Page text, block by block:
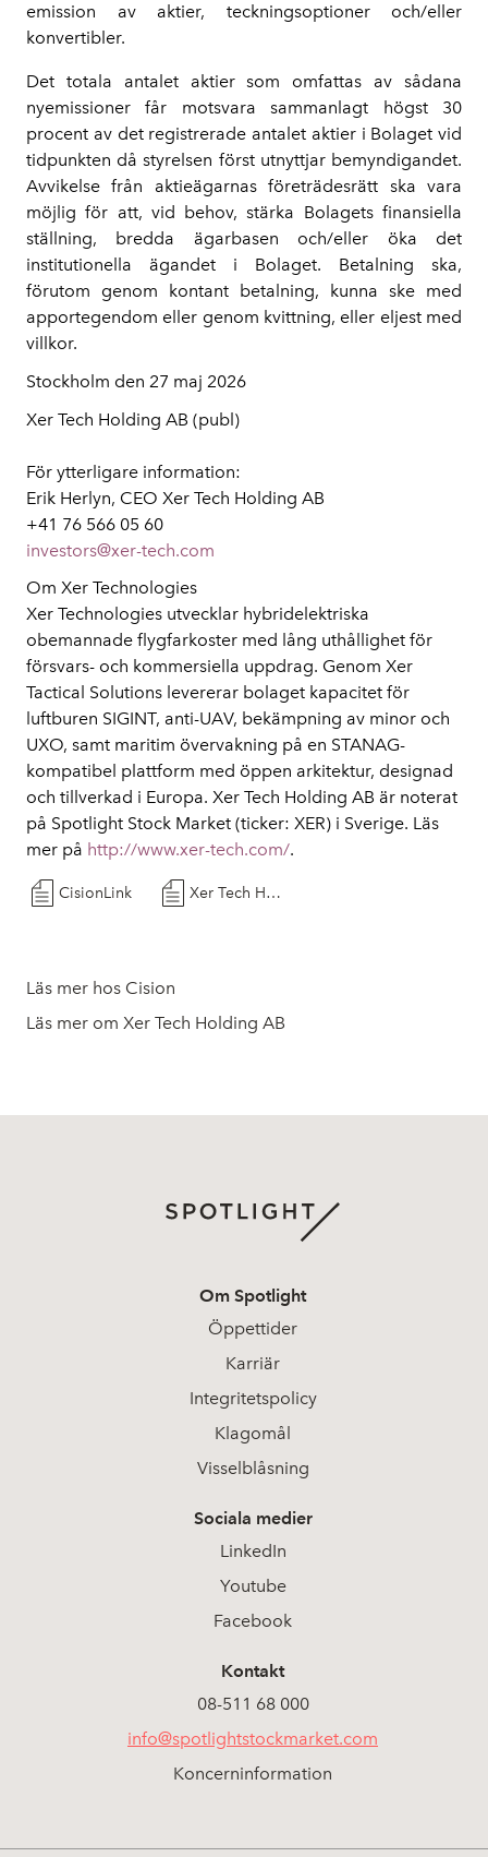
emission av aktier, teckningsoptioner och/eller
konvertibler.
Det totala antalet aktier som omfattas av sådana
nyemissioner får motsvara sammanlagt högst 30
procent av det registrerade antalet aktier i Bolaget vid
tidpunkten då styrelsen först utnyttjar bemyndigandet.
Avvikelse från aktieägarnas företrädesrätt ska vara
möjlig för att, vid behov, stärka Bolagets finansiella
ställning, bredda ägarbasen och/eller öka det
institutionella ägandet i Bolaget. Betalning ska,
förutom genom kontant betalning, kunna ske med
apportegendom eller genom kvittning, eller eljest med
villkor.
Stockholm den 27 maj 2026
Xer Tech Holding AB (publ)
För ytterligare information:
Erik Herlyn, CEO Xer Tech Holding AB
+41 76 566 05 60
investors@xer-tech.com
Om Xer Technologies
Xer Technologies utvecklar hybridelektriska
obemannade flygfarkoster med lång uthållighet för
försvars- och kommersiella uppdrag. Genom Xer
Tactical Solutions levererar bolaget kapacitet för
luftburen SIGINT, anti-UAV, bekämpning av minor och
UXO, samt maritim övervakning på en STANAG-
kompatibel plattform med öppen arkitektur, designad
och tillverkad i Europa. Xer Tech Holding AB är noterat
på Spotlight Stock Market (ticker: XER) i Sverige. Läs
mer på http://www.xer-tech.com/.
CisionLink Xer Tech Holding - Kommunike a rssta mma 2026
Läs mer hos Cision
Läs mer om Xer Tech Holding AB
Om Spotlight
Öppettider
Karriär
Integritetspolicy
Klagomål
Visselblåsning
Sociala medier
LinkedIn
Youtube
Facebook
Kontakt
08-511 68 000
info@spotlightstockmarket.com
Koncerninformation